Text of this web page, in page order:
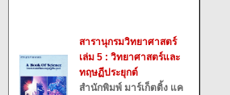
สารานุกรมวิทยาศาสตร์
เล่ม 5 : วิทยาศาสตร์และ
ทฤษฏีประยุกต์
สำนักพิมพ์ มาร์เก็ตติ้ง แค